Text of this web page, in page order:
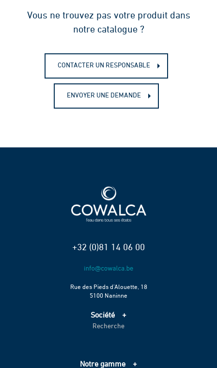
Vous ne trouvez pas votre produit dans
notre catalogue ?
CONTACTER UN RESPONSABLE
ENVOYER UNE DEMANDE
+32 (0)81 14 06 00
Rue des Pieds d’Alouette, 18
5100 Naninne
Société
Accueil
Échelle de performance CO2
Recherche
Notre gamme